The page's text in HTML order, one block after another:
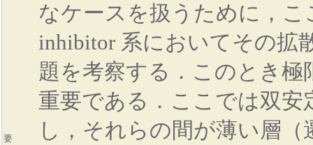
要
なケースを扱うために，こ
inhibitor 系においてその拡
題を考察する．このとき
重要である．ここでは双
し，それらの間が薄い層